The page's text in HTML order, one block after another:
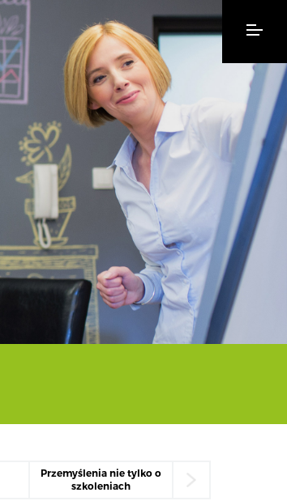
Przemyślenia nie tylko o
szkoleniach